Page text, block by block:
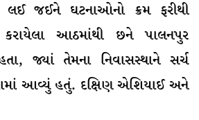
લઈ જઈને ઘટનાઓનો ક્રમ ફરીથી
આઠમાંથી છને પાલનપુર
જ્યાં તેમના નિવાસસ્થાને સર્ચ
આવ્યું હતું. દક્ષિણ એશિયાઈ અને